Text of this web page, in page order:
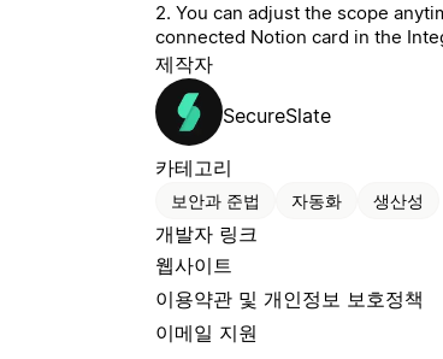
2. You can adjust the scope
connected Notion card in the
제작자
SecureSlate
카테고리
보안과 준법 자동화 생산성
개발자 링크
웹사이트
이용약관 및 개인정보 보호정책
이메일 지원